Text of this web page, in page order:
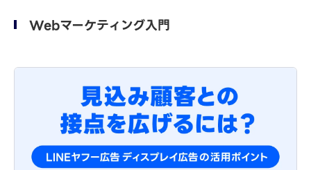
Webマーケティング入門